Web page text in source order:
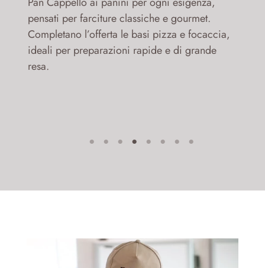
pensati per farciture classiche e gourmet.
Completano l’offerta le basi pizza e focaccia,
ideali per preparazioni rapide e di grande
resa.